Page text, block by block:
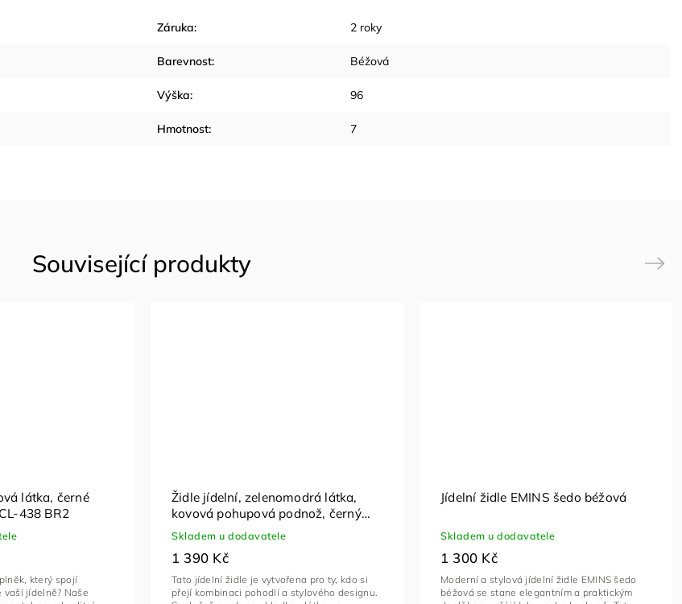
Záruka: 2 roky
Barevnost: Béžová
Výška: 96
Hmotnost: 7
látka, černé
438 BR2
který spojí
jídelně? Naše
Židle jídelní, zelenomodrá látka,
kovová pohupová podnož, černý
kov - DCL-414 GRN2
Skladem u dodavatele
1 390 Kč
Tato jídelní židle je vytvořena pro ty, kdo si
přejí kombinaci pohodlí a stylového designu.
Jídelní židle EMINS šedo béžová
Skladem u dodavatele
1 300 Kč
Moderní a stylová jídelní židle EMINS šedo
béžová se stane elegantním a praktickým
Next